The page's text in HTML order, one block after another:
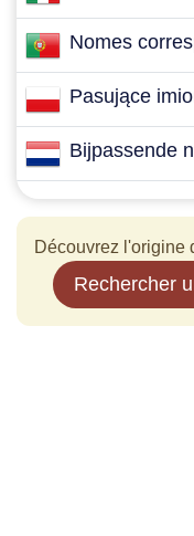
Nomes
Pasujące
Bijpassende
Découvrez l'origine
Rechercher